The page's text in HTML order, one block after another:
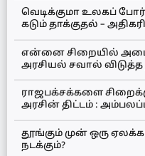
வெடிக்குமா உலகப்
கடும் தாக்குதல் –
என்னை சிறையில்
அரசியல் சவால்
ராஜபக்சக்களை
அரசின் திட்டம் :
தூங்கும் முன் ஒரு
நடக்கும்?